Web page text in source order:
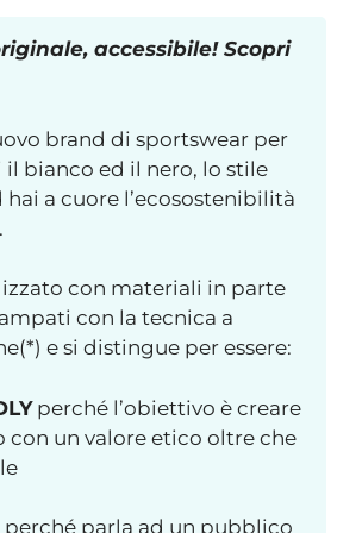
accessibile! Scopri
brand di sportswear per
il bianco ed il nero, lo stile
a cuore l’ecosostenibilità
con materiali in parte
con la tecnica a
e si distingue per essere:
perché l’obiettivo è creare
con un valore etico oltre che
perché parla ad un pubblico